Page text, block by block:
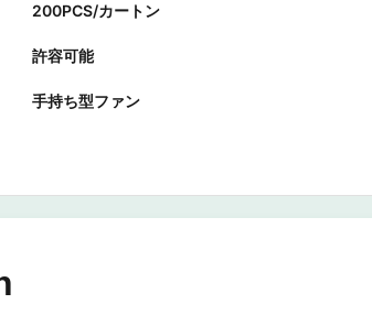
200PCS/カートン
許容可能
手持ち型ファン